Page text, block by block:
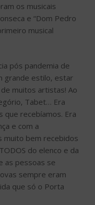
os musicais
e “Dom Pedro
musical
pós pandemia de
grande estilo, estar
muitos artistas! Ao
Tabet… Era
que recebíamos. Era
e com a
muito bem recebidos
do elenco e da
as pessoas se
sempre eram
que só o Porta